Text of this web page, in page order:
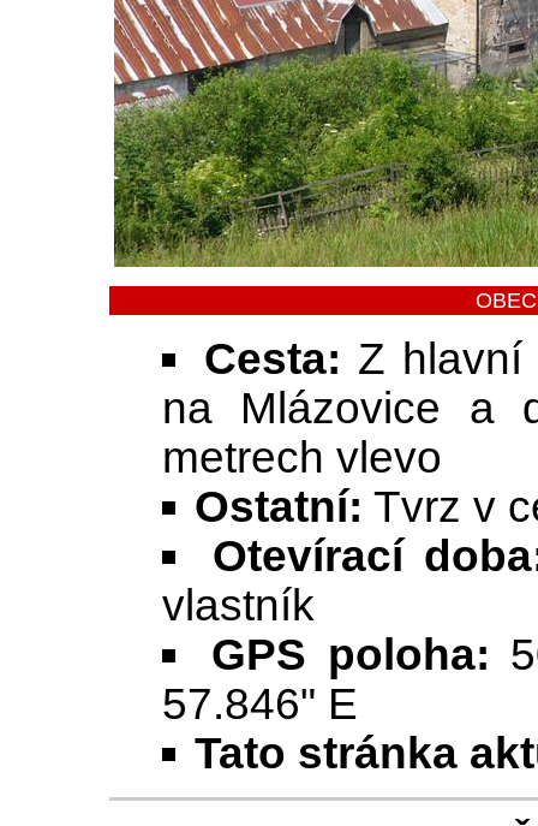
Cesta: Z hlavní
na Mlázovice a
metrech vlevo
Ostatní: Tvrz v
Otevírací
vlastník
GPS poloha:
57.846" E
Tato stránka